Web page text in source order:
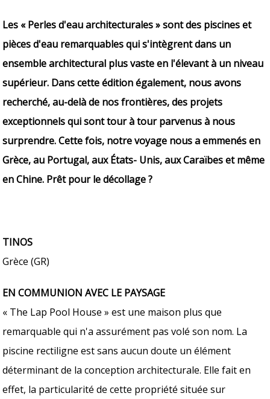
Les « Perles d'eau architecturales » sont des piscines et
pièces d'eau remarquables qui s'intègrent dans un
ensemble architectural plus vaste en l'élevant à un niveau
supérieur. Dans cette édition également, nous avons
recherché, au-delà de nos frontières, des projets
exceptionnels qui sont tour à tour parvenus à nous
surprendre. Cette fois, notre voyage nous a emmenés en
Grèce, au Portugal, aux États- Unis, aux Caraïbes et même
en Chine. Prêt pour le décollage ?
TINOS
Grèce (GR)
EN COMMUNION AVEC LE PAYSAGE
« The Lap Pool House » est une maison plus que
remarquable qui n'a assurément pas volé son nom. La
piscine rectiligne est sans aucun doute un élément
déterminant de la conception architecturale. Elle fait en
effet, la particularité de cette propriété située sur